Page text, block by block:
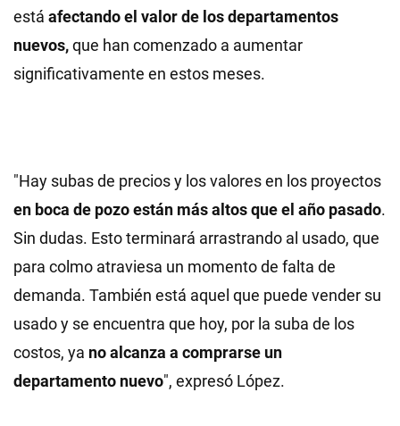
está afectando el valor de los departamentos
nuevos,que han comenzado a aumentar
significativamente en estos meses.
"Hay subas de precios y los valores en los proyectos
en boca de pozo están más altos que el año pasado.
Sin dudas. Esto terminará arrastrando al usado, que
para colmo atraviesa un momento de falta de
demanda. También está aquel que puede vender su
usado y se encuentra que hoy, por la suba de los
costos, ya no alcanza a comprarse un
departamento nuevo", expresó López.